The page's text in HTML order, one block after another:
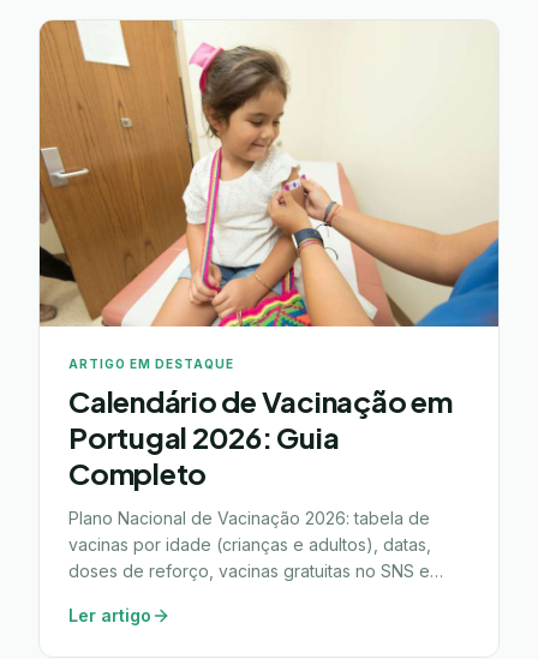
ARTIGO EM DESTAQUE
Calendário de Vacinação em
Portugal 2026: Guia
Completo
Plano Nacional de Vacinação 2026: tabela de
vacinas por idade (crianças e adultos), datas,
doses de reforço, vacinas gratuitas no SNS e
Ler artigo